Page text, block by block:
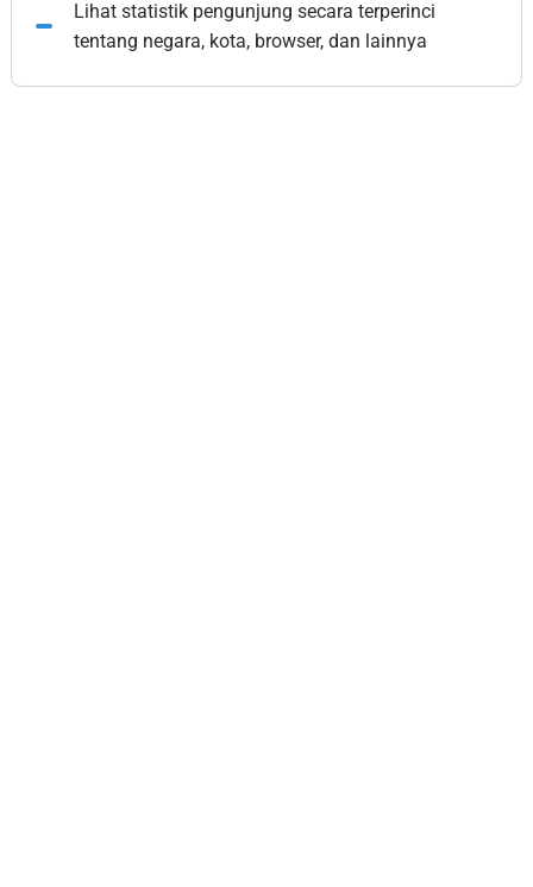
Lihat statistik pengunjung secara terperinci
tentang negara, kota, browser, dan lainnya